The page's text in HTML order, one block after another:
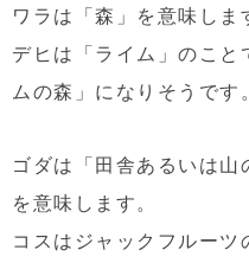
ワラは「森」を意味しま
デヒは「ライム」のこと
ムの森」になりそうです。
ゴダは「田舎あるいは山
を意味します。
コスはジャックフルー